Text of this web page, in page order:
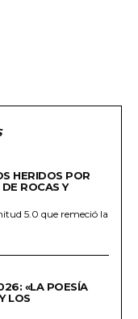
HERIDOS POR
ROCAS Y
5.0 que remeció la
«LA POESÍA
LOS